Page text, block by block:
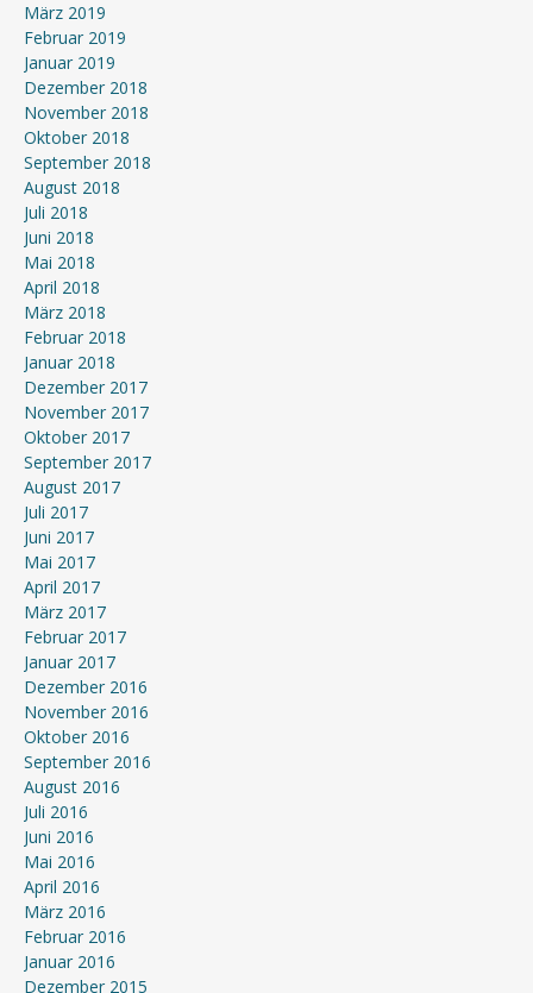
März 2019
Februar 2019
Januar 2019
Dezember 2018
November 2018
Oktober 2018
September 2018
August 2018
Juli 2018
Juni 2018
Mai 2018
April 2018
März 2018
Februar 2018
Januar 2018
Dezember 2017
November 2017
Oktober 2017
September 2017
August 2017
Juli 2017
Juni 2017
Mai 2017
April 2017
März 2017
Februar 2017
Januar 2017
Dezember 2016
November 2016
Oktober 2016
September 2016
August 2016
Juli 2016
Juni 2016
Mai 2016
April 2016
März 2016
Februar 2016
Januar 2016
Dezember 2015